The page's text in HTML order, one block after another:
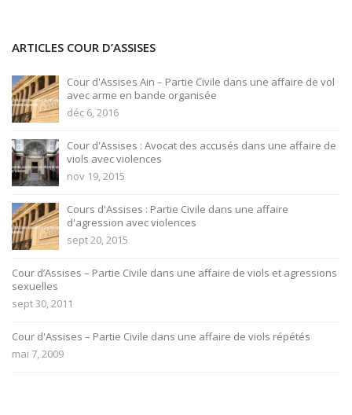
ARTICLES COUR D’ASSISES
Cour d'Assises Ain – Partie Civile dans une affaire de vol
avec arme en bande organisée
déc 6, 2016
Cour d'Assises : Avocat des accusés dans une affaire de
viols avec violences
nov 19, 2015
Cours d'Assises : Partie Civile dans une affaire
d'agression avec violences
sept 20, 2015
Cour d’Assises – Partie Civile dans une affaire de viols et agressions
sexuelles
sept 30, 2011
Cour d'Assises – Partie Civile dans une affaire de viols répétés
mai 7, 2009